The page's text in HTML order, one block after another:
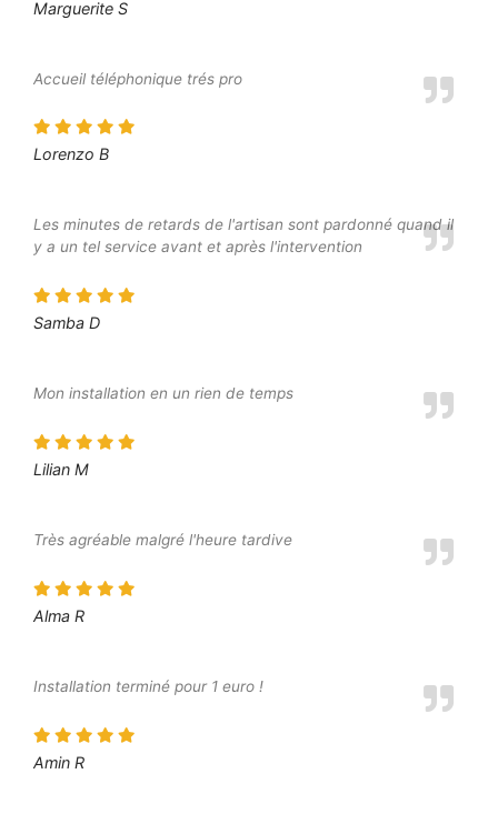
Marguerite S
Accueil téléphonique trés pro
Lorenzo B
Les minutes de retards de l'artisan sont pardonné quand il
y a un tel service avant et après l'intervention
Samba D
Mon installation en un rien de temps
Lilian M
Très agréable malgré l'heure tardive
Alma R
Installation terminé pour 1 euro !
Amin R